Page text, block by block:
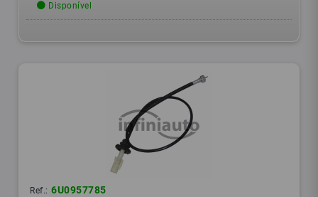
Disponível
Ref.: 6U0957785